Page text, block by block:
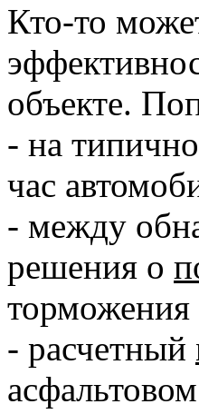
Кто-то
объекте.
- на
час
- между
решения о
торможения
- расчетный